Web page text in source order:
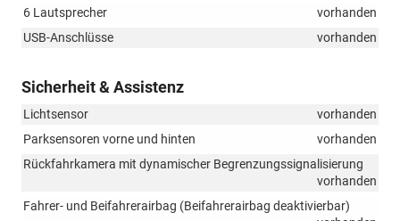
6 Lautsprecher
vorhanden
USB-Anschlüsse
vorhanden
Sicherheit & Assistenz
Lichtsensor
vorhanden
Parksensoren vorne und hinten
vorhanden
Rückfahrkamera mit dynamischer Begrenzungssignalisierung
vorhanden
Fahrer- und Beifahrerairbag (Beifahrerairbag deaktivierbar)